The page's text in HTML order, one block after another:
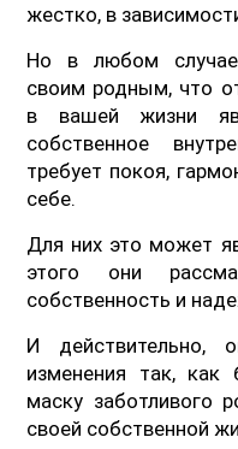
жестко, в
Но в любом
своим родным, что
в вашей жизни
собственное
требует покоя,
себе.
Для них это может
этого они
собственность и
И действительно,
изменения так,
маску заботливого
своей собственной